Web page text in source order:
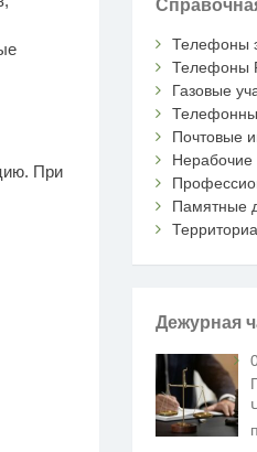
При
Телефоны
Телефоны
Газовые
Почтовые
Нерабочие
Памятные
Дежурная